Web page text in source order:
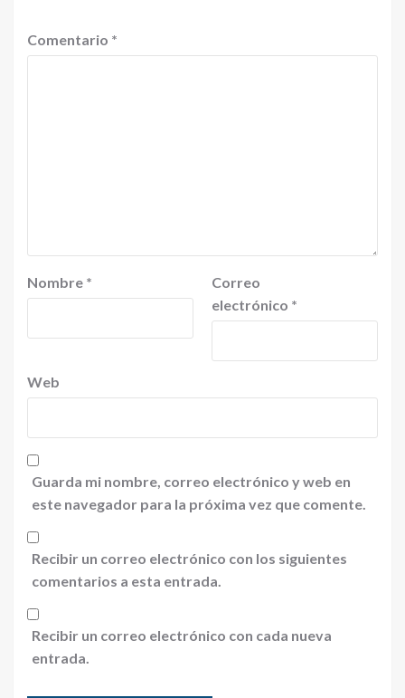
Comentario *
Nombre *
Correo
electrónico *
Web
Guarda mi nombre, correo electrónico y web en
este navegador para la próxima vez que comente.
Recibir un correo electrónico con los siguientes
comentarios a esta entrada.
Recibir un correo electrónico con cada nueva
entrada.